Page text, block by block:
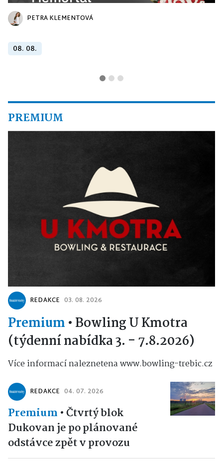
PETRA KLEMENTOVÁ
08. 08.
PREMIUM
REDAKCE 03. 08. 2026
Premium • Bowling U Kmotra
(týdenní nabídka 3. - 7.8.2026)
Více informací naleznetena www.bowling-trebic.cz
REDAKCE 04. 07. 2026
Premium •Čtvrtý blok
Dukovan je po plánované
odstávce zpět v provozu